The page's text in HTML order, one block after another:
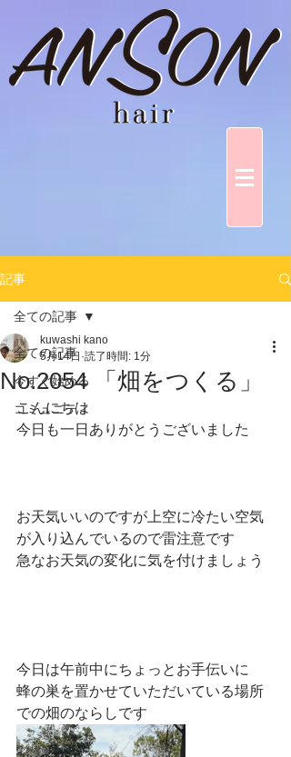
記事
全ての記事
今すぐ始める
コミュニティ
全ての記事
No.2054 「畑をつくる」
kuwashi kano
5月14日 読了時間: 1分
こんにちは
今日も一日ありがとうございました
お天気いいのですが上空に冷たい空気
が入り込んでいるので雷注意です
急なお天気の変化に気を付けましょう
今日は午前中にちょっとお手伝いに
蜂の巣を置かせていただいている場所
での畑のならしです